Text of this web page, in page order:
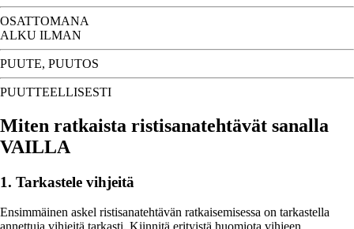
OSATTOMANA
ALKU ILMAN
PUUTE, PUUTOS
PUUTTEELLISESTI
Miten ratkaista ristisanatehtävät sanalla
VAILLA
1. Tarkastele vihjeitä
Ensimmäinen askel ristisanatehtävän ratkaisemisessa on tarkastella